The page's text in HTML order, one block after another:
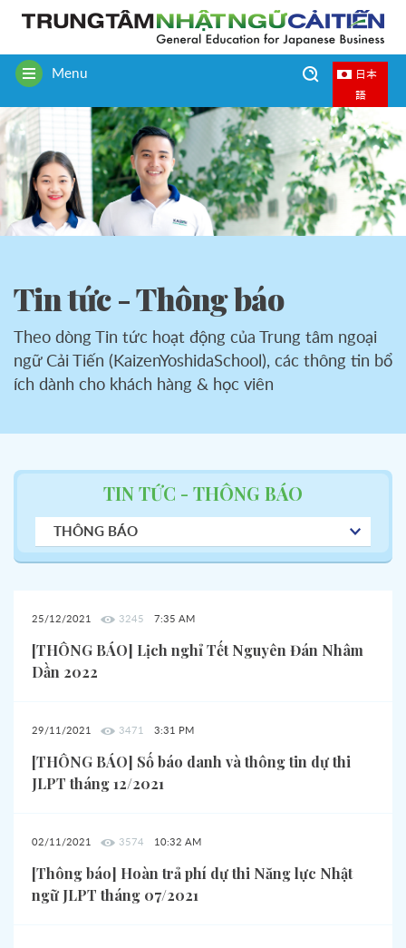
ToggleMenu
日本
語
Tin tức - Thông báo
Theo dòng Tin tức hoạt động của Trung tâm ngoại
ngữ Cải Tiến (KaizenYoshidaSchool), các thông tin bổ
ích dành cho khách hàng & học viên
TIN TỨC - THÔNG BÁO
THÔNG BÁO
25/12/2021 3245 7:35 AM
[THÔNG BÁO] Lịch nghỉ Tết Nguyên Đán Nhâm
Dần 2022
29/11/2021 3471 3:31 PM
[THÔNG BÁO] Số báo danh và thông tin dự thi
JLPT tháng 12/2021
02/11/2021 3574 10:32 AM
[Thông báo] Hoàn trả phí dự thi Năng lực Nhật
ngữ JLPT tháng 07/2021